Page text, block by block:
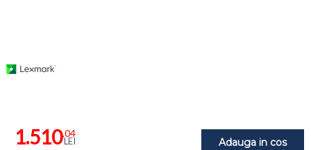
Adauga in cos
1.510,04
LEI